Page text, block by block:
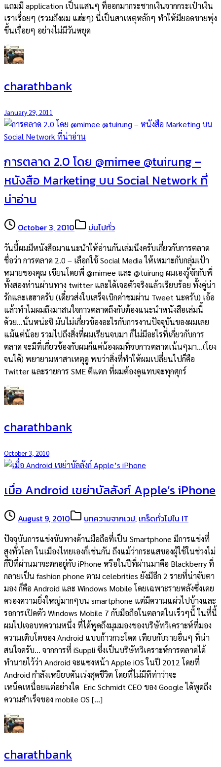
แถมมี application เป็นแสนๆ ที่ออกมากระชากเงินจากกระเป๋าเงิน
เราเรื่อยๆ (รวมถึงผม แฮ่ะๆ) นี่เป็นสาเหตุหลักๆ ทำให้มียอดขายพุ่ง
ขึ้นเรื่อยๆ อย่างไม่มีวันหยุด
charathbank
January 29, 2011
การตลาด 2.0 โดย @mimee @tuirung –
หนังสือ Marketing บน Social Network ที่
น่าอ่าน
October 3, 2010 บ่นไปทั่ว
วันนี้ผมมีหนังสือมาแนะนำให้อ่านกันเล่มนึงครับเกี่ยวกับการตลาด
ชื่อว่า การตลาด 2.0 – เลือกใช้ Social Media ให้เหมาะกับกลุ่มเป้า
หมายของคุณ เขียนโดยพี่ @mimee และ @tuirung ผมเองรู้จักกับพี่
ทั้งสองท่านผ่านทาง twitter และได้เจอตัวจริงแล้วเรียบร้อย ทั้งคู่น่า
รักและเฮฮาครับ (เดี๋ยวส่งใบเสร็จเบิกค่าชมผ่าน Tweet นะครับ) เอ้อ
แล้วทำไมผมถึงมาสนใจการตลาดถึงกับต้องแนะนำหนังสือเล่มนี้
ด้วย…นั่นหน่ะซิ มันไม่เกี่ยวข้องอะไรกับการงานปัจจุบันของผมเลย
แม้แต่น้อย รวมไปถึงสิ่งที่ผมเรียนจบมา ก็ไม่มีอะไรที่เกี่ยวกับการ
ตลาด จะมีที่เกี่ยวข้องกับผมก็แค่น้องผมที่จบการตลาดเน้นๆมา…(โยง
จนได้) พยายามหาสาเหตุดู พบว่าสิ่งที่ทำให้ผมเปลี่ยนไปก็คือ
Twitter และรายการ SME ตีแตก ที่ผมต้องดูแทบจะทุกศุกร์
charathbank
October 3, 2010
เมื่อ Android เขย่าบัลลังก์ Apple’s iPhone
August 9, 2010 บทความจากเวป, เกร็ดทั่วไปใน IT
ปัจจุบันการแข่งขันทางด้านมือถือที่เป็น Smartphone มีการแข่งที่
สูงทั่วโลก ในเมืองไทยเองก็เช่นกัน ถึงแม้ว่ากระแสของผู้ใช้ในช่วงไม่
กี่ปีที่ผ่านมาจะตกอยู่กับ iPhone หรือในปีที่ผ่านมาคือ Blackberry ที่
กลายเป็น fashion phone ตาม celebrities ยังมีอีก 2 รายที่น่าจับตา
มอง ก็คือ Android และ Windows Mobile โดยเฉพาะรายหลังซึ่งเคย
ครองความยิ่งใหญ่มากๆบน smartphone แต่มีความแผ่วไปบ้างและ
รอการเปิดตัว Windows Mobile 7 กับมือถือในตลาดในเร็วๆนี้ ในที่นี้
ผมไปเจอบทความหนึ่ง ที่ได้พูดถึงมุมมองของบริษัทวิเคราะห์ที่มอง
ความเติบโตของ Android แบบก้าวกระโดด เทียบกับรายอื่นๆ ที่น่า
สนใจครับ… จากการที่ iSuppli ซึ่งเป็นบริษัทวิเคราะห์การตลาดได้
ทำนายไว้ว่า Android จะแซงหน้า Apple iOS ในปี 2012 โดยที่
Android กำลังเหยียบคันเร่งสุดชีวิต โดยที่ไม่มีทีท่าว่าจะ
เหน็ดเหนื่อยแต่อย่างใด Eric Schmidt CEO ของ Google ได้พูดถึง
ความสำเร็จของ mobile OS […]
charathbank